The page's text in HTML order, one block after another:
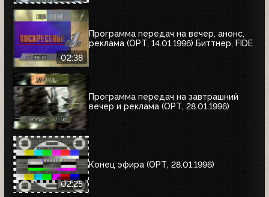
02:38
Программа передач на вечер, анонс,
реклама (ОРТ, 14.01.1996) Биттнер, FIDE
Программа передач на завтрашний
вечер и реклама (ОРТ, 28.01.1996)
02:25
Конец эфира (ОРТ, 28.01.1996)